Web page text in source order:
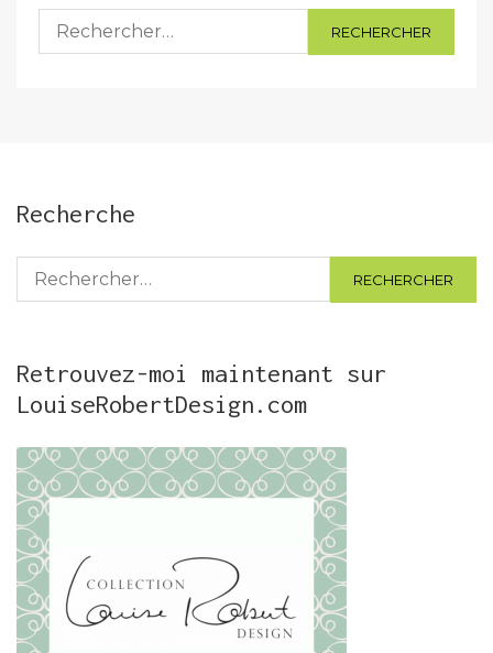
Rechercher :
Recherche
Rechercher :
Retrouvez-moi maintenant sur
LouiseRobertDesign.com